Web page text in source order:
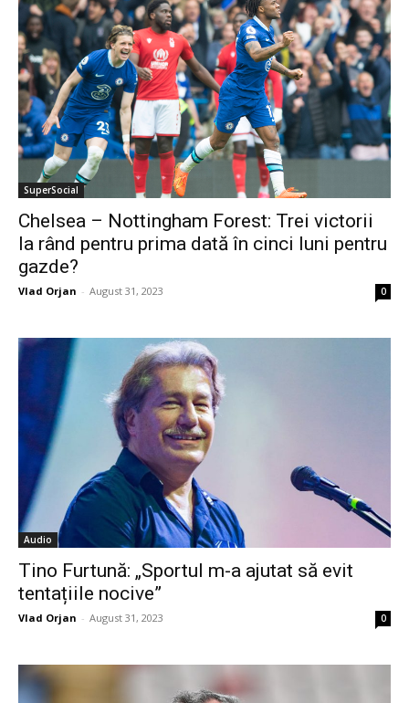
SuperSocial
Chelsea – Nottingham Forest: Trei victorii
la rând pentru prima dată în cinci luni pentru
gazde?
Vlad Orjan - August 31, 2023 0
Audio
Tino Furtună: „Sportul m-a ajutat să evit
tentațiile nocive”
Vlad Orjan - August 31, 2023 0